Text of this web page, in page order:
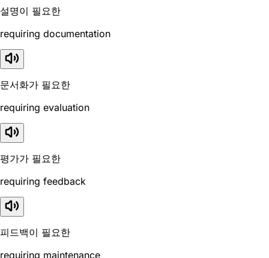
설명이 필요한
requiring documentation
문서화가 필요한
requiring evaluation
평가가 필요한
requiring feedback
피드백이 필요한
requiring maintenance